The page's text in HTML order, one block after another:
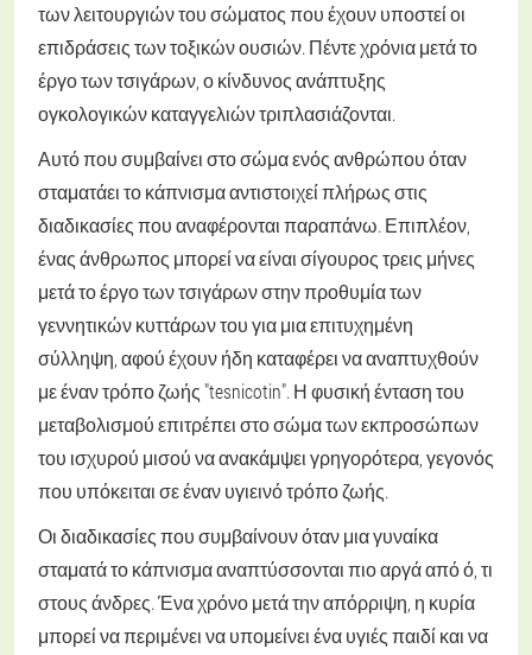
των λειτουργιών του σώματος που έχουν υποστεί οι
επιδράσεις των τοξικών ουσιών. Πέντε χρόνια μετά το
έργο των τσιγάρων, ο κίνδυνος ανάπτυξης
ογκολογικών καταγγελιών τριπλασιάζονται.
Αυτό που συμβαίνει στο σώμα ενός ανθρώπου όταν
σταματάει το κάπνισμα αντιστοιχεί πλήρως στις
διαδικασίες που αναφέρονται παραπάνω. Επιπλέον,
ένας άνθρωπος μπορεί να είναι σίγουρος τρεις μήνες
μετά το έργο των τσιγάρων στην προθυμία των
γεννητικών κυττάρων του για μια επιτυχημένη
σύλληψη, αφού έχουν ήδη καταφέρει να αναπτυχθούν
με έναν τρόπο ζωής "tesnicotin". Η φυσική ένταση του
μεταβολισμού επιτρέπει στο σώμα των εκπροσώπων
του ισχυρού μισού να ανακάμψει γρηγορότερα, γεγονός
που υπόκειται σε έναν υγιεινό τρόπο ζωής.
Οι διαδικασίες που συμβαίνουν όταν μια γυναίκα
σταματά το κάπνισμα αναπτύσσονται πιο αργά από ό, τι
στους άνδρες. Ένα χρόνο μετά την απόρριψη, η κυρία
μπορεί να περιμένει να υπομείνει ένα υγιές παιδί και να